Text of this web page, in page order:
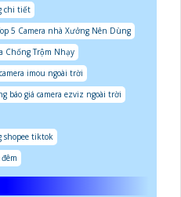
chi tiết
5 Camera nhà Xưởng Nên Dùng
Chống Trộm Nhạy
imou ngoài trời
báo giá camera ezviz ngoài trời
shopee tiktok